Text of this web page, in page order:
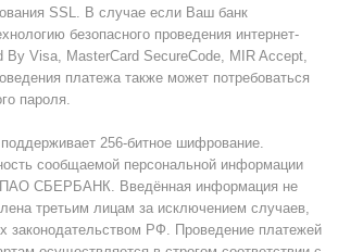
SSL. В случае если Ваш банк
безопасного проведения интернет-
By Visa, MasterCard SecureCode, MIR Accept,
платежа также может потребоваться
пароля.
256-битное шифрование.
сообщаемой персональной информации
ПАО СБЕРБАНК. Введённая информация не
третьим лицам за исключением случаев,
законодательством РФ. Проведение платежей